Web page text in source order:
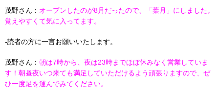
茂野さん： オープンしたのが8月だったので、「葉月」にしました。
覚えやすくて気に入ってます。
-読者の方に一言お願いいたします。
茂野さん： 朝は7時から、夜は23時までほぼ休みなく営業していま
す！朝昼夜いつ来ても満足していただけるよう頑張りますので、ぜ
ひ一度足を運んでみてください。